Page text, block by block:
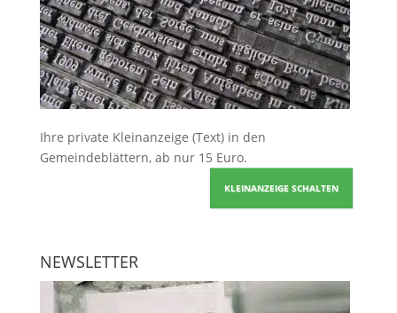
Ihre private Kleinanzeige (Text) in den
Gemeindeblättern, ab nur 15 Euro.
KLEINANZEIGE SCHALTEN
NEWSLETTER